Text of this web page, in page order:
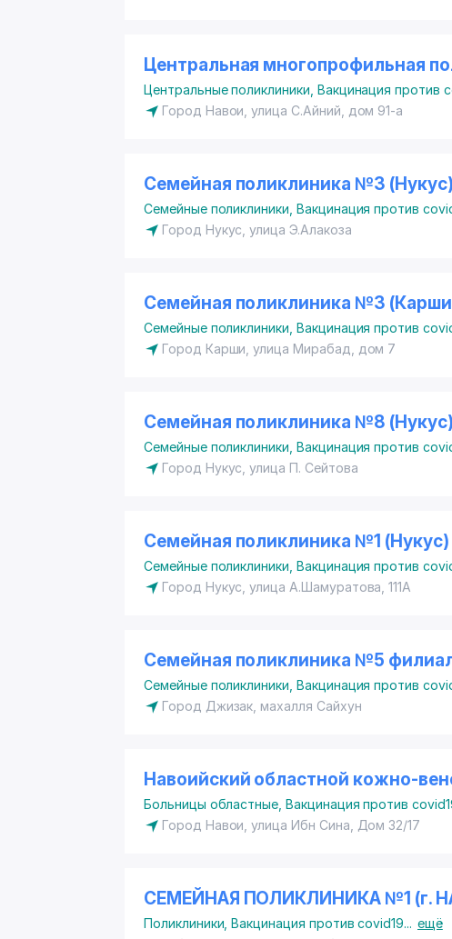
Центральная многопрофильная
Центральные поликлиники Вакцинация против
Город Навои, улица C.Айний, дом 91-а
Семейная поликлиника №3 (Нукус)
Семейные поликлиники Вакцинация против
Город Нукус, улица Э.Алакоза
Семейная поликлиника №3
Семейные поликлиники Вакцинация против
Город Карши, улица Мирабад, дом 7
Семейная поликлиника №8 (Нукус)
Семейные поликлиники Вакцинация против
Город Нукус, улица П. Сейтова
Семейная поликлиника №1 (Нукус)
Семейные поликлиники Вакцинация против
Город Нукус, улица А.Шамуратова, 111А
Семейная поликлиника №5
Семейные поликлиники Вакцинация против
Город Джизак, махалля Сайхун
Навоийский областной кожно-
Больницы областные ,Вакцинация против
Город Навои, улица Ибн Сина, Дом 32/17
СЕМЕЙНАЯ ПОЛИКЛИНИКА №1 (г.
Поликлиники ,Вакцинация против covid19... ещё